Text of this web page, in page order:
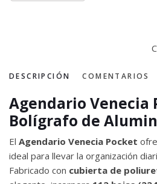
DESCRIPCIÓN COMENTARIOS
Agendario Venecia
Bolígrafo de
El Agendario Venecia Pocket
ideal para llevar la organización
Fabricado con cubierta de